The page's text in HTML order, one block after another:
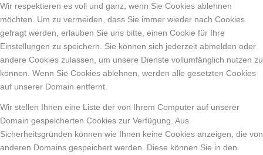
Wir respektieren es voll und ganz, wenn Sie Cookies ablehnen
möchten. Um zu vermeiden, dass Sie immer wieder nach Cookies
gefragt werden, erlauben Sie uns bitte, einen Cookie für Ihre
Einstellungen zu speichern. Sie können sich jederzeit abmelden oder
andere Cookies zulassen, um unsere Dienste vollumfänglich nutzen zu
können. Wenn Sie Cookies ablehnen, werden alle gesetzten Cookies
auf unserer Domain entfernt.
Wir stellen Ihnen eine Liste der von Ihrem Computer auf unserer
Domain gespeicherten Cookies zur Verfügung. Aus
Sicherheitsgründen können wie Ihnen keine Cookies anzeigen, die von
anderen Domains gespeichert werden. Diese können Sie in den